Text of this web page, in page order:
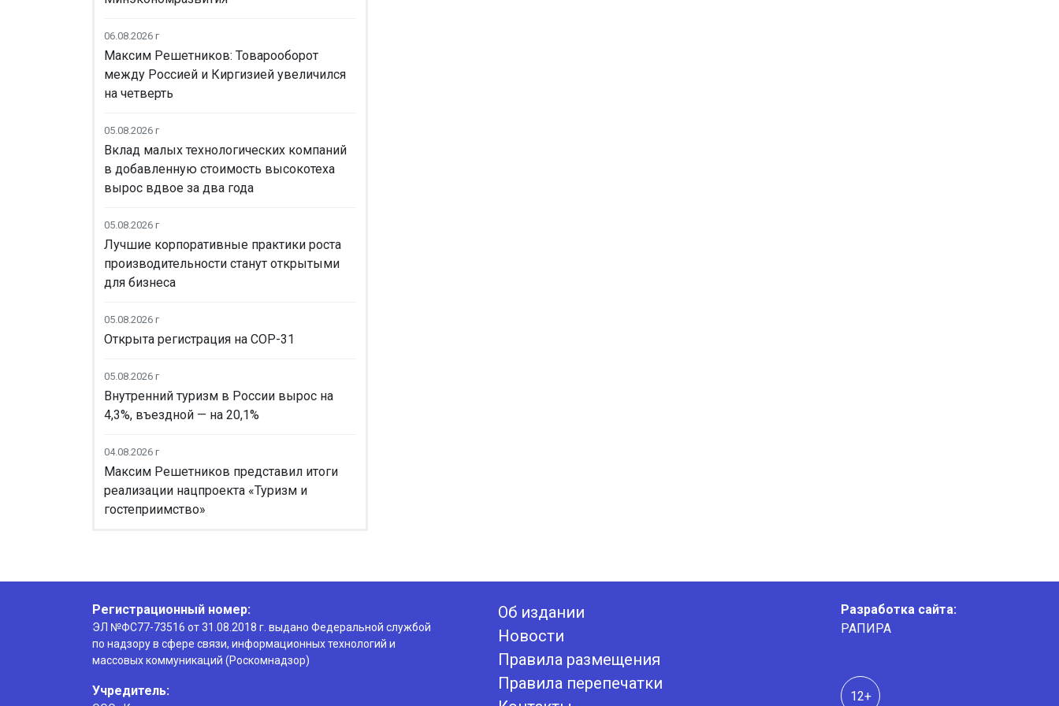
06.08.2026 г
Максим Решетников: Товарооборот
между Россией и Киргизией увеличился
на четверть
05.08.2026 г
Вклад малых технологических компаний
в добавленную стоимость высокотеха
вырос вдвое за два года
05.08.2026 г
Лучшие корпоративные практики роста
производительности станут открытыми
для бизнеса
05.08.2026 г
Открыта регистрация на COP-31
05.08.2026 г
Внутренний туризм в России вырос на
4,3%, въездной — на 20,1%
04.08.2026 г
Максим Решетников представил итоги
реализации нацпроекта «Туризм и
гостеприимство»
Регистрационный номер:
ЭЛ №ФС77-73516 от 31.08.2018 г. выдано Федеральной службой
по надзору в сфере связи, информационных технологий и
массовых коммуникаций (Роскомнадзор)
Учредитель:
Об издании
Новости
Правила размещения
Правила перепечатки
Разработка сайта:
РАПИРА
12+